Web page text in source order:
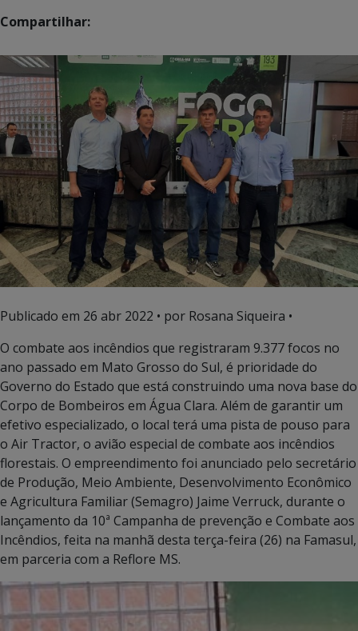
Compartilhar:
Publicado em 26 abr 2022 • por Rosana Siqueira •
O combate aos incêndios que registraram 9.377 focos no
ano passado em Mato Grosso do Sul, é prioridade do
Governo do Estado que está construindo uma nova base do
Corpo de Bombeiros em Água Clara. Além de garantir um
efetivo especializado, o local terá uma pista de pouso para
o Air Tractor, o avião especial de combate aos incêndios
florestais. O empreendimento foi anunciado pelo secretário
de Produção, Meio Ambiente, Desenvolvimento Econômico
e Agricultura Familiar (Semagro) Jaime Verruck, durante o
lançamento da 10ª Campanha de prevenção e Combate aos
Incêndios, feita na manhã desta terça-feira (26) na Famasul,
em parceria com a Reflore MS.